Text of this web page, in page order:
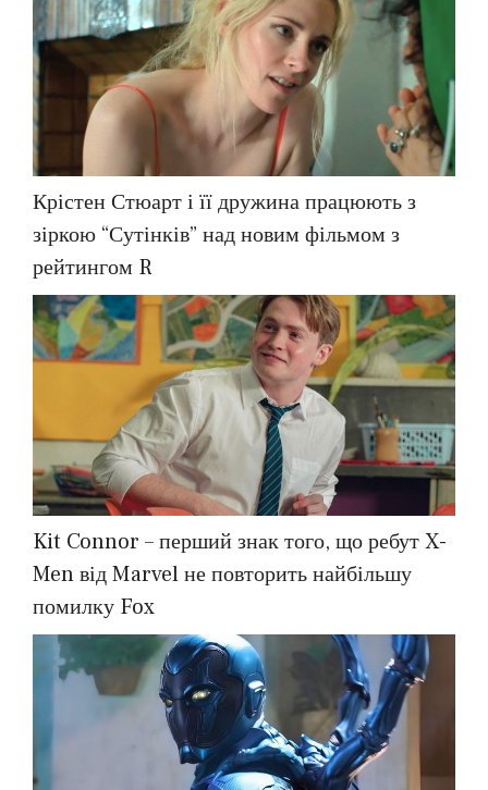
Крістен Стюарт і її дружина працюють з
зіркою “Сутінків” над новим фільмом з
рейтингом R
Kit Connor – перший знак того, що ребут X-
Men від Marvel не повторить найбільшу
помилку Fox